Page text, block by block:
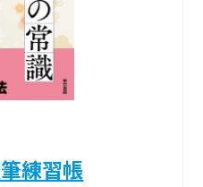
練習帳